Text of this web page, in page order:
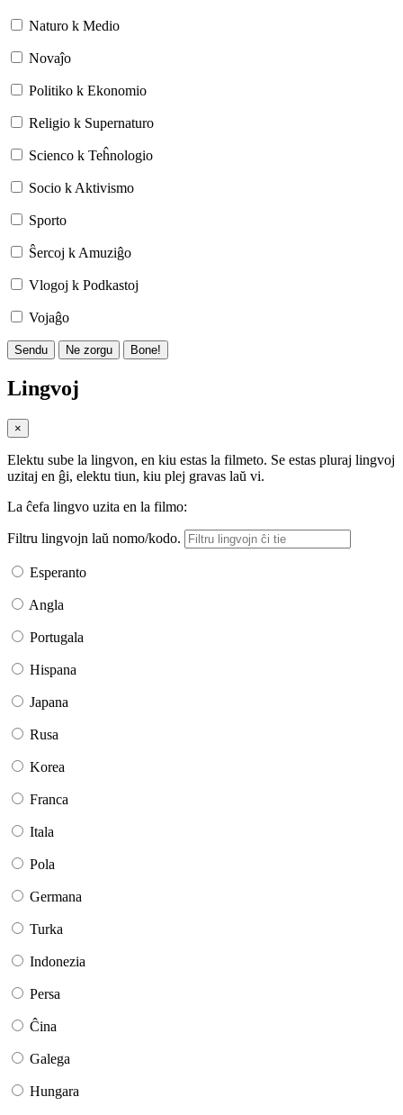
Naturo k Medio
Novaĵo
Politiko k Ekonomio
Religio k Supernaturo
Scienco k Teĥnologio
Socio k Aktivismo
Sporto
Ŝercoj k Amuziĝo
Vlogoj k Podkastoj
Vojaĝo
Sendu Ne zorgu Bone!
Lingvoj
×
Elektu sube la lingvon, en kiu estas la filmeto. Se estas pluraj lingvoj
uzitaj en ĝi, elektu tiun, kiu plej gravas laŭ vi.
La ĉefa lingvo uzita en la filmo:
Filtru lingvojn laŭ nomo/kodo.
Esperanto
Angla
Portugala
Hispana
Japana
Rusa
Korea
Franca
Itala
Pola
Germana
Turka
Indonezia
Persa
Ĉina
Galega
Hungara